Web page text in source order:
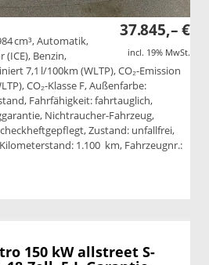
37.845,– €
incl. 19% MwSt.
cm³, Automatik,
Benzin,
7,1 l/100km (WLTP), CO₂-Emission
CO₂-Klasse F, Außenfarbe:
Fahrfähigkeit: fahrtauglich,
Nichtraucher-Fahrzeug,
Zustand: unfallfrei,
1.100 km, Fahrzeugnr.:
drucken
150 kW allstreet S-